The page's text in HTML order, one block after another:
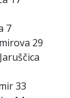
7
29
33